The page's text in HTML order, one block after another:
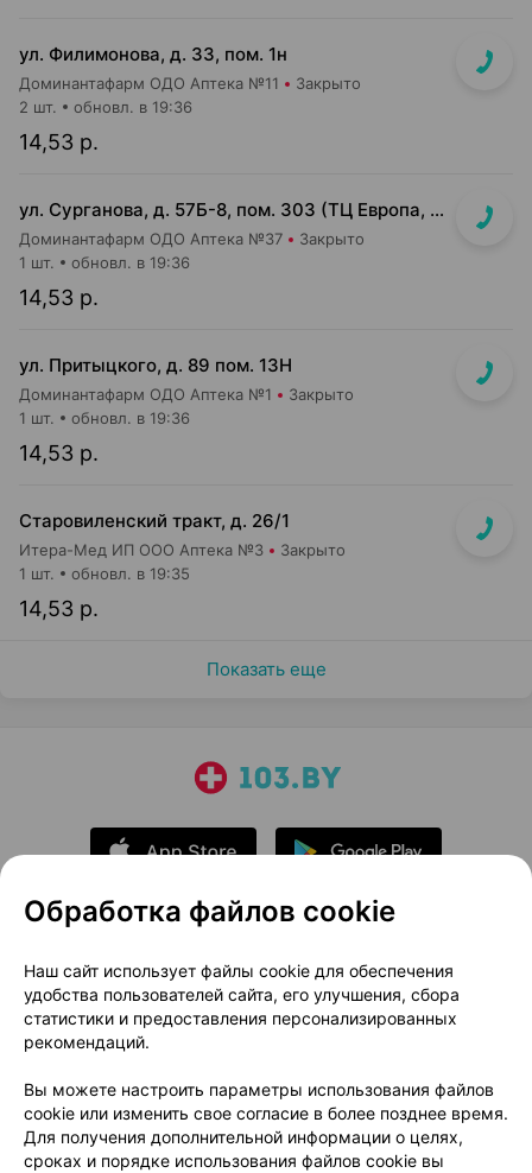
ул. Филимонова, д. 33, пом. 1н
Доминантафарм ОДО Аптека №11 Закрыто
14,53 р.
2 шт. обновл. в 19:36
ул. Сурганова, д. 57Б-8, пом. 303 (ТЦ Европа, 3 этаж)
Доминантафарм ОДО Аптека №37 Закрыто
14,53 р.
1 шт. обновл. в 19:36
ул. Притыцкого, д. 89 пом. 13Н
Доминантафарм ОДО Аптека №1 Закрыто
14,53 р.
1 шт. обновл. в 19:36
Старовиленский тракт, д. 26/1
Итера-Мед ИП ООО Аптека №3 Закрыто
14,53 р.
1 шт. обновл. в 19:35
Показать еще
О проекте
Новости проекта
Размещение рекламы
Медицинский маркетинг
Публичный договор
Доставка
Способы оплаты
Вакансии
Партнеры
Написать руководителю 103.by
Написать в поддержку
Обработка файлов cookie
Наш сайт использует файлы cookie для обеспечения
удобства пользователей сайта, его улучшения, сбора
статистики и предоставления персонализированных
рекомендаций.
Вы можете настроить параметры использования файлов
cookie или изменить свое согласие в более позднее время.
Для получения дополнительной информации о целях,
сроках и порядке использования файлов cookie вы